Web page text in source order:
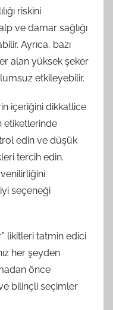
riskini
ve damar sağlığı
Ayrıca, bazı
alan yüksek şeker
etkileyebilir.
içeriğini dikkatlice
etiketlerinde
edin ve düşük
tercih edin.
seçeneği
likitleri tatmin edici
her şeyden
önce
bilinçli seçimler